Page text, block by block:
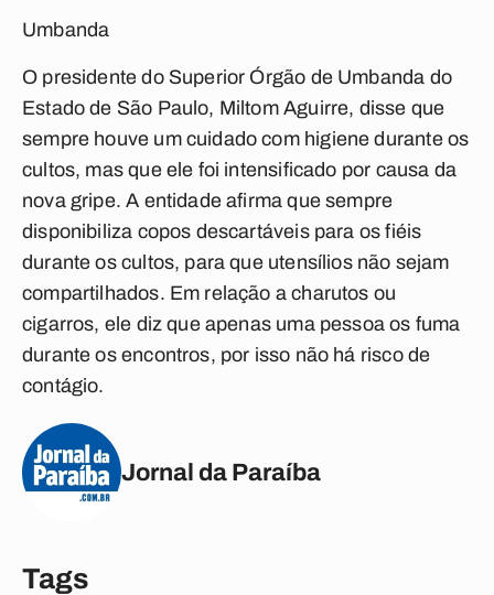
Umbanda
O presidente do Superior Órgão de Umbanda do
Estado de São Paulo, Miltom Aguirre, disse que
sempre houve um cuidado com higiene durante os
cultos, mas que ele foi intensificado por causa da
nova gripe. A entidade afirma que sempre
disponibiliza copos descartáveis para os fiéis
durante os cultos, para que utensílios não sejam
compartilhados. Em relação a charutos ou
cigarros, ele diz que apenas uma pessoa os fuma
durante os encontros, por isso não há risco de
contágio.
Jornal da Paraíba
Tags